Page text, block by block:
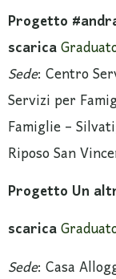
Progetto
scarica
Sede: Centro
Servizi per
Famiglie –
Riposo San
Progetto Un
scarica
Sede: Casa